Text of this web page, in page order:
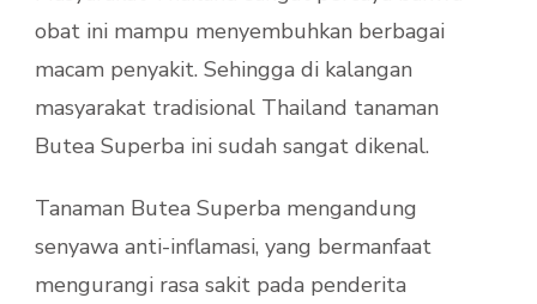
obat ini mampu menyembuhkan berbagai
macam penyakit. Sehingga di kalangan
masyarakat tradisional Thailand tanaman
Butea Superba ini sudah sangat dikenal.
Tanaman Butea Superba mengandung
senyawa anti-inflamasi, yang bermanfaat
mengurangi rasa sakit pada penderita